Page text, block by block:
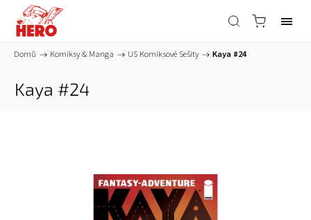
Domů / Komiksy & Manga / US Komiksové Sešity / Kaya #24
Kaya #24